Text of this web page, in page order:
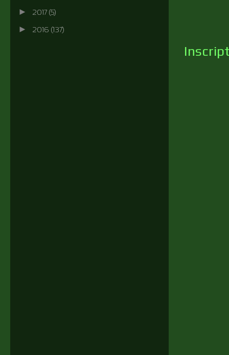
► 2017 (5)
► 2016 (137)